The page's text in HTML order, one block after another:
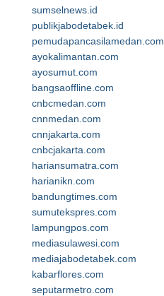
sumselnews.id
publikjabodetabek.id
pemudapancasilamedan.com
ayokalimantan.com
ayosumut.com
bangsaoffline.com
cnbcmedan.com
cnnmedan.com
cnnjakarta.com
cnbcjakarta.com
hariansumatra.com
harianikn.com
bandungtimes.com
sumutekspres.com
lampungpos.com
mediasulawesi.com
mediajabodetabek.com
kabarflores.com
seputarmetro.com